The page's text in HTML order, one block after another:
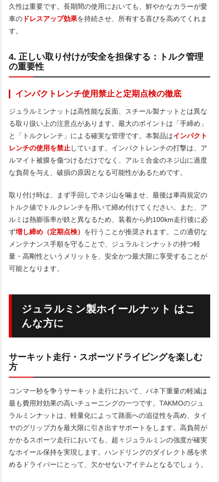
久性は重要です。長期間の使用においても、鮮やかなカラーが愛
車の ドレスアップ効果を持続させ、所有する喜びを高めてくれま
す。
4. 正しい取り付けが安全を担保する：トルク管理
の重要性
インパクトレンチ使用禁止と定期点検の徹底
ジュラルミンナットは高性能な反面、スチール製ナットとは異な
る取り扱い上の注意点があります。最大のポイントは「手締め」
と「トルクレンチ」による確実な管理です。本製品はインパクト
レンチの使用を禁止しています。インパクトレンチの打撃は、ア
ルマイト被膜を傷つけるだけでなく、アルミ合金のネジ山に過度
な負荷を与え、破損の原因となる可能性があるためです。
取り付け時は、まず手回しでネジ山を噛ませ、最後は車両規定の
トルク値でトルクレンチを用いて締め付けてください。また、ア
ルミは熱膨張率が鉄と異なるため、装着から約100km走行後に必
ず増し締め（定期点検） を行うことが推奨されます。この適切な
メンテナンス手順を守ることで、ジュラルミンナットの持つ軽
量・高剛性というメリットを、安全かつ最大限に享受することが
可能となります。
ジュラルミン製ホイールナット はこ
んな方に
サーキット走行・スポーツドライビングを楽しむ
方
コンマ一秒を争うサーキット走行において、バネ下重量の軽減は
最も費用対効果の高いチューニングの一つです。TAKMOのジュ
ラルミンナットは、軽量化によって路面への追従性を高め、タイ
ヤのグリップ力を最大限に引き出すサポートをします。高負荷が
かかるスポーツ走行においても、超々ジュラルミンの強度が確実
なホイール保持を実現します。ハンドリングのダイレクト感を求
めるドライバーにとって、欠かせないアイテムとなるでしょう。